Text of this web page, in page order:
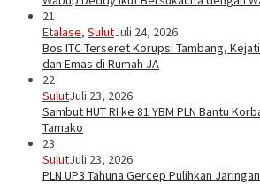
21
Etalase, SulutJuli 24, 2026
Bos ITC Terseret Korupsi Tambang,
dan Emas di Rumah JA
22
SulutJuli 23, 2026
Sambut HUT RI ke 81 YBM PLN Bantu
Tamako
23
SulutJuli 23, 2026
PLN UP3 Tahuna Gercep Pulihkan